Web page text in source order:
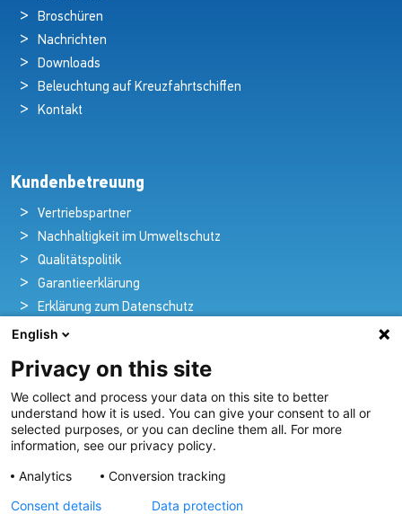
Broschüren
Nachrichten
Downloads
Beleuchtung auf Kreuzfahrtschiffen
Kontakt
Kundenbetreuung
Vertriebspartner
Nachhaltigkeit im Umweltschutz
Qualitätspolitik
Garantieerklärung
Erklärung zum Datenschutz
Rechtlicher Hinweis
Pioniere in nautischer Brillanz und Innovation
Seit über 100 Jahren entwickeln und liefern wir mit
Leidenschaft innovative Beleuchtungslösungen für alle
Bereiche der maritimen Industrie.
English
Privacy on this site
We collect and process your data on this site to better
understand how it is used. You can give your consent to all or
selected purposes, or you can decline them all. For more
information, see our privacy policy.
Analytics
Conversion tracking
Consent details
Data protection